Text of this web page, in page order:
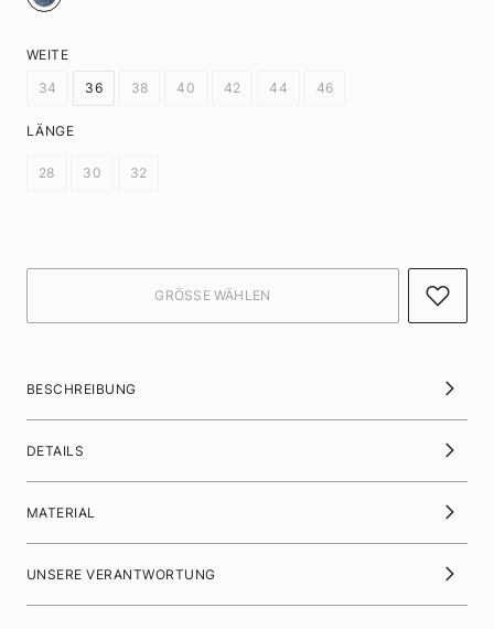
WEITE
34
36 38 40 42 44 46
LÄNGE
28 30 32
BESCHREIBUNG
DETAILS
MATERIAL
UNSERE VERANTWORTUNG